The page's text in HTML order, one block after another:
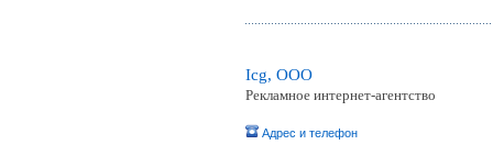
Icg, OOO
Рекламное интернет-агентство
Адрес и телефон